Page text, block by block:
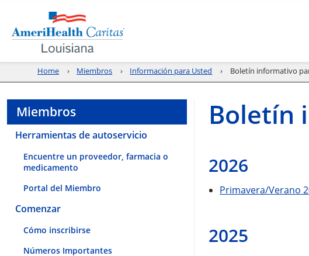
Home Miembros Información para Usted Boletín informativo
Miembros
Herramientas de autoservicio
Encuentre un proveedor, farmacia o
medicamento
Portal del Miembro
Comenzar
Cómo inscribirse
Números Importantes
Boletín
2026
Primavera/Verano
2025